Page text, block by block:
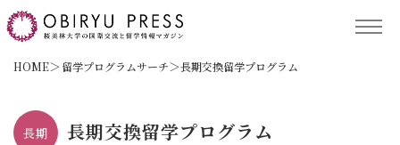
TOP
記事コンテンツ
HOME 留学プログラムサーチ 長期交換留学プログラム
長期 長期交換留学プログラム